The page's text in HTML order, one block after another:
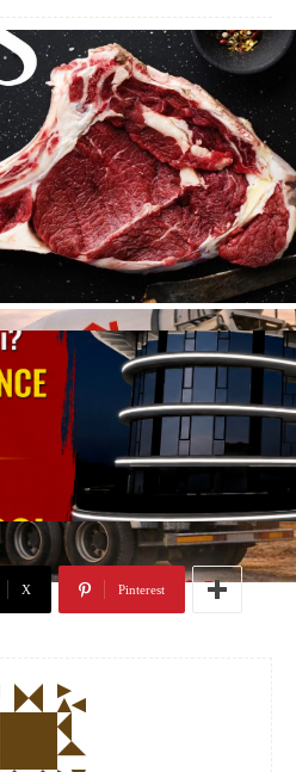
X Pinterest